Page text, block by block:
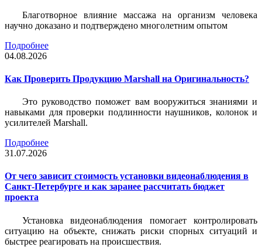
Благотворное влияние массажа на организм человека
научно доказано и подтверждено многолетним опытом
Подробнее
04.08.2026
Как Проверить Продукцию Marshall на Оригинальность?
Это руководство поможет вам вооружиться знаниями и
навыками для проверки подлинности наушников, колонок и
усилителей Marshall.
Подробнее
31.07.2026
От чего зависит стоимость установки видеонаблюдения в
Санкт-Петербурге и как заранее рассчитать бюджет
проекта
Установка видеонаблюдения помогает контролировать
ситуацию на объекте, снижать риски спорных ситуаций и
быстрее реагировать на происшествия.